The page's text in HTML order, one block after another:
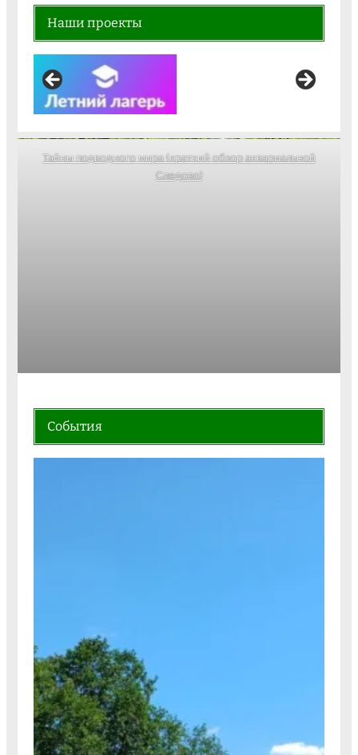
Наши проекты
Тайны подводного мира (краткий обзор аквариальной
Следово)
События